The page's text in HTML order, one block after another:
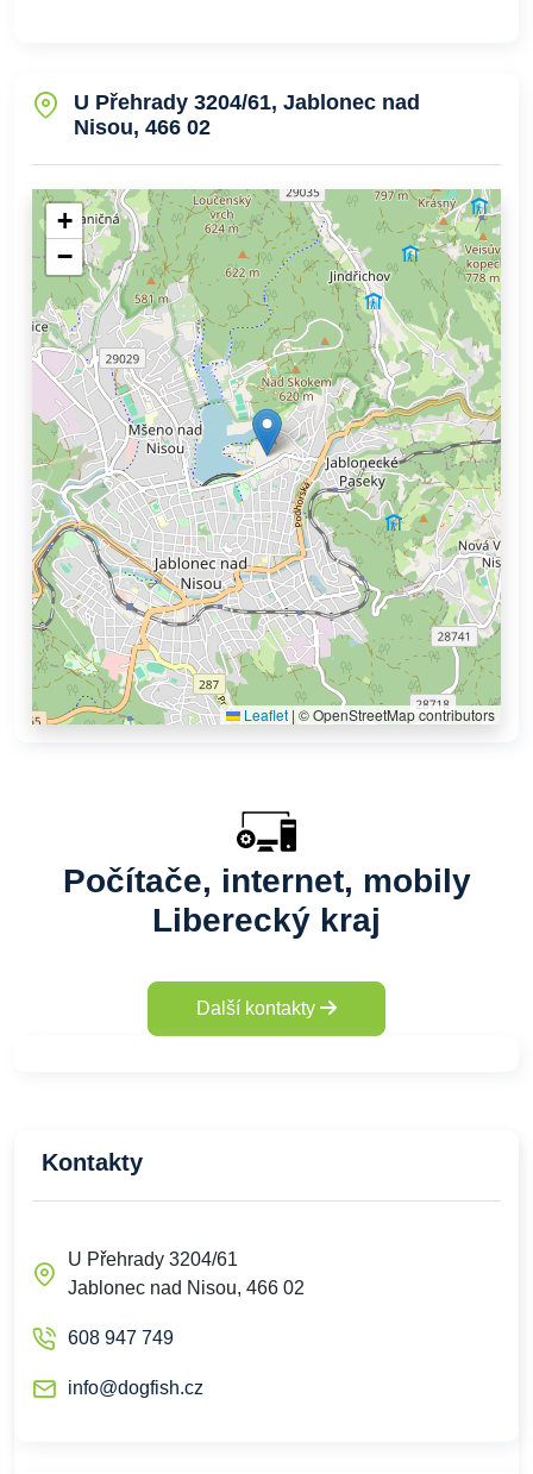
U Přehrady 3204/61, Jablonec nad
Nisou, 466 02
+
−
Leaflet | © OpenStreetMap contributors
Počítače, internet, mobily
Liberecký kraj
Další kontakty
Kontakty
U Přehrady 3204/61
Jablonec nad Nisou, 466 02
608 947 749
info@dogfish.cz